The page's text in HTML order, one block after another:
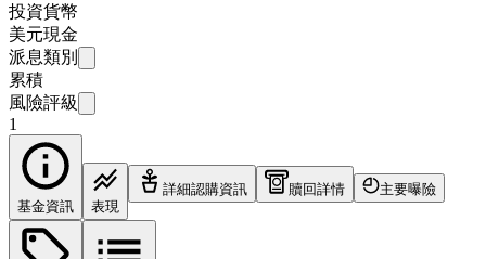
投資貨幣
美元現金
派息類別
累積
風險評級
1
基金資訊 表現
詳細認購資訊 贖回詳情 主要曝險